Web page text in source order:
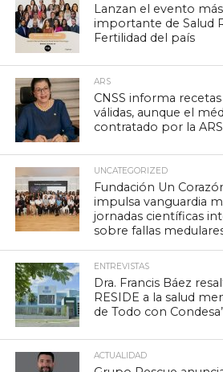
Lanzan el evento
importante de Salud
Fertilidad del país
ARS
CNSS informa
válidas, aunque el
contratado por la ARS
UNCATEGORIZED
Fundación Un
impulsa vanguardia
jornadas científicas
sobre fallas
ENTREVISTAS
Dra. Francis Báez
RESIDE a la salud
de Todo con
ACTUALIDAD